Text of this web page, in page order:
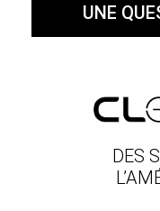
UNE
DES